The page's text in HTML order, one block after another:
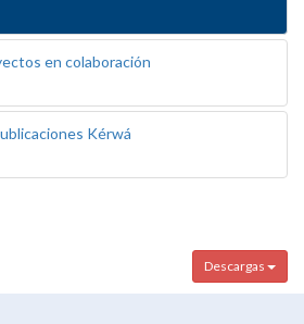
en colaboración
Kérwá
Descargas